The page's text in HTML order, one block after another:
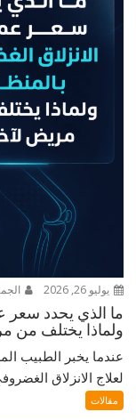
يوليو 26, 2026
ما الذي يحدد سعر
ولماذا يختلف من
عندما يخبر الطبيب
لعلاج الانزلاق
مقالات